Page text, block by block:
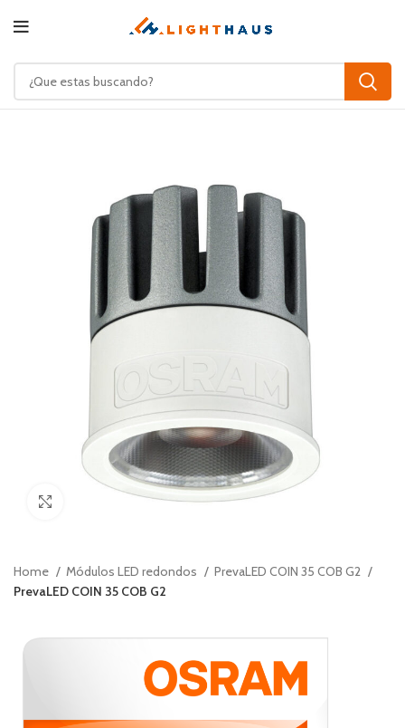
Home Módulos LED redondos
PrevaLED COIN 35 COB G2
PrevaLED COIN 35 COB G2